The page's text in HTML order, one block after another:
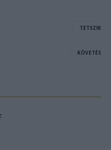
TETSZIK
KÖVETÉS